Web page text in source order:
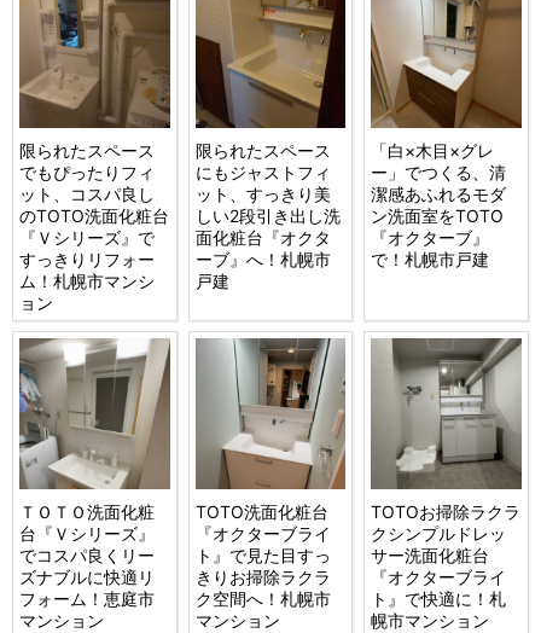
限られたスペース
でもぴったりフィ
ット、コスパ良し
のTOTO洗面化粧台
『Ｖシリーズ』で
すっきりリフォー
ム！札幌市マンシ
ョン
限られたスペース
にもジャストフィ
ット、すっきり美
しい2段引き出し洗
面化粧台『オクタ
ーブ』へ！札幌市
戸建
「白×木目×グレ
ー」でつくる、清
潔感あふれるモダ
ン洗面室をTOTO
『オクターブ』
で！札幌市戸建
ＴＯＴＯ洗面化粧
台『Ｖシリーズ』
でコスパ良くリー
ズナブルに快適リ
フォーム！恵庭市
マンション
TOTO洗面化粧台
『オクターブライ
ト』で見た目すっ
きりお掃除ラクラ
ク空間へ！札幌市
マンション
TOTOお掃除ラクラ
クシンプルドレッ
サー洗面化粧台
『オクターブライ
ト』で快適に！札
幌市マンション